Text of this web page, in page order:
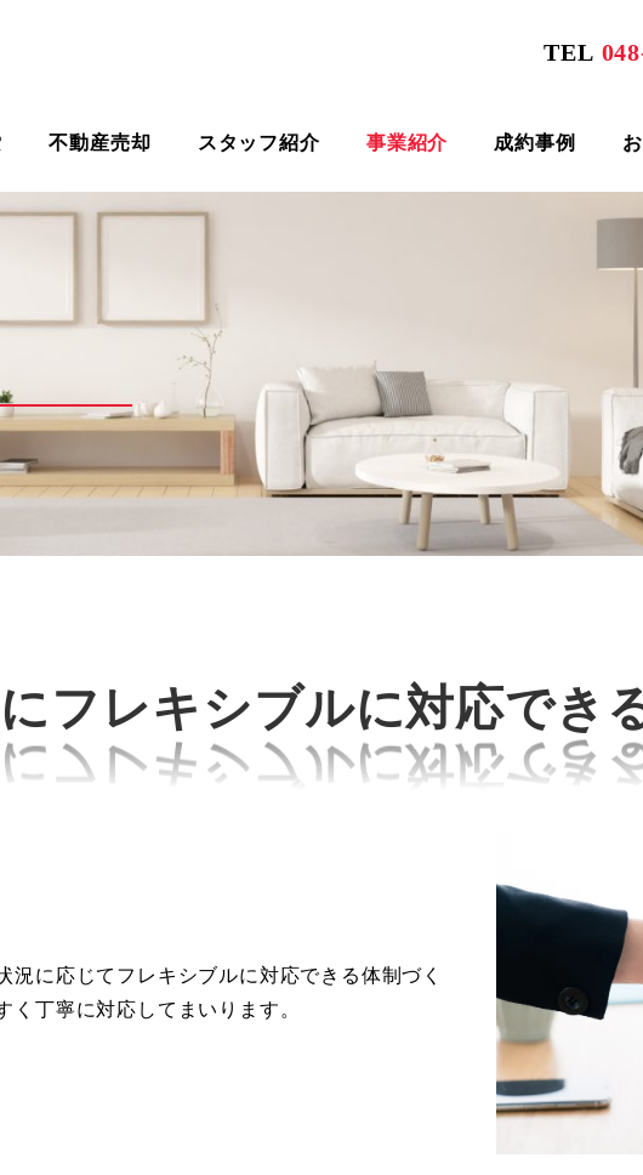
TEL
不動産売却 スタッフ紹介 事業紹介 成約事例
フレキシブルに対応でき
に応じてフレキシブルに対応できる体制づく
丁寧に対応してまいります。